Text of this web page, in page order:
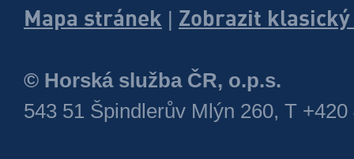
Mapa stránek | Zobrazit
© Horská služba ČR, o.p.s.
543 51 Špindlerův Mlýn 260, T +420